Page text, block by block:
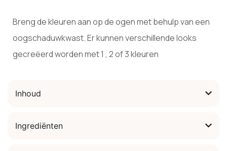
Breng de kleuren aan op de ogen met behulp van een
oogschaduwkwast. Er kunnen verschillende looks
gecreëerd worden met 1 , 2 of 3 kleuren
Inhoud
Ingrediënten